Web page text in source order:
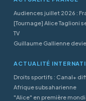
Audiences juillet 2026 :
[Tournage] Alice Taglioni
TV
Guillaume Gallienne
ACTUALITÉ
Droits sportifs : Canal+
Afrique subsaharienne
"Alice" en première